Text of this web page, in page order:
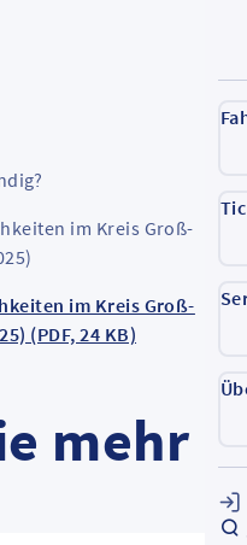
im Kreis Groß-
im Kreis Groß-
(PDF, 24 KB)
mehr